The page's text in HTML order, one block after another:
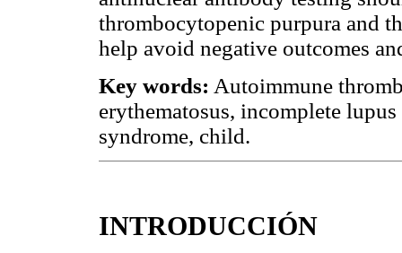
thrombocytopenic purpura and
help avoid negative outcomes
Key words: Autoimmune
erythematosus, incomplete
syndrome, child.
INTRODUCCIÓN